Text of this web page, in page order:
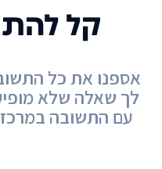
קל
אספנו את כל
לך שאלה שלא
עם התשובה